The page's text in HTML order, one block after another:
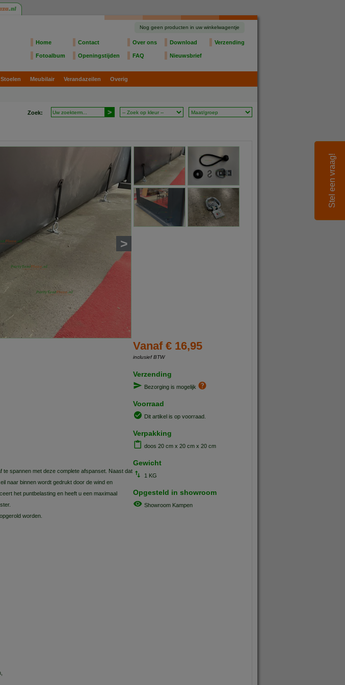
Nog geen producten in uw winkelwagentje
Home Contact Over ons Download Verzending
Fotoalbum Openingstijden FAQ Nieuwsbrief
Stoelen Meubilair Verandazeilen Overig
Zoek:
>
Vanaf € 16,95
inclusief BTW
Verzending
Bezorging is mogelijk
Voorraad
Dit artikel is op voorraad.
Verpakking
doos 20 cm x 20 cm x 20 cm
Gewicht
1 KG
Opgesteld in showroom
Showroom Kampen
te spannen met deze complete afspanset. Naast dat
naar binnen wordt gedrukt door de wind en
het puntbelasting en heeft u een maximaal
worden.
Stel een vraag!